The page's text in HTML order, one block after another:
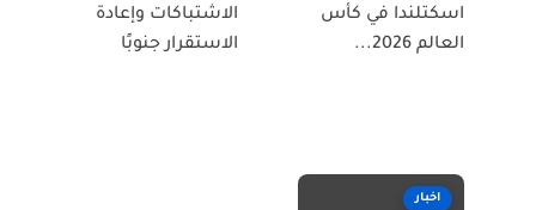
اسكتلندا في كأس
العالم 2026...
الاشتباكات وإعادة
الاستقرار جنوبًا
اخبار